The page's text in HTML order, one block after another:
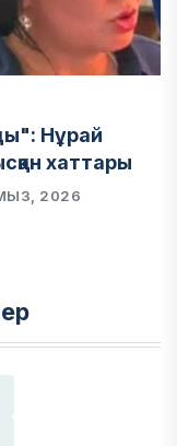
Нұрай
хаттары
2026